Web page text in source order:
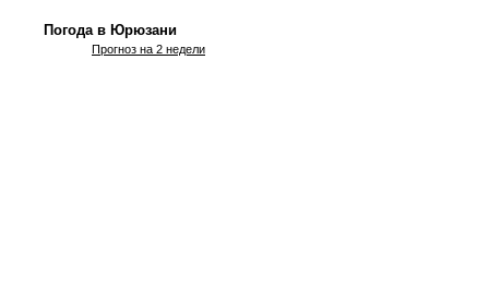
Погода в Юрюзани
Прогноз на 2 недели